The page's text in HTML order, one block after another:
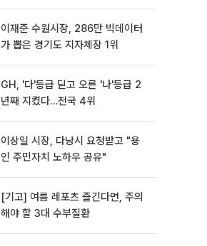
이재준 수원시장, 286만 빅데이터
가 뽑은 경기도 지자체장 1위
GH, '다'등급 딛고 오른 '나'등급 2
년째 지켰다…전국 4위
이상일 시장, 다낭시 요청받고 "용
인 주민자치 노하우 공유"
[기고] 여름 레포츠 즐긴다면, 주의
해야 할 3대 수부질환